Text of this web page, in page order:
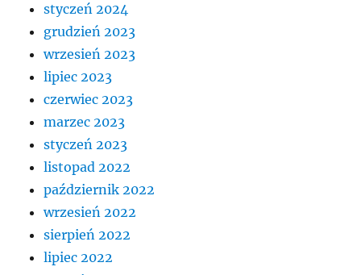
styczeń 2024
grudzień 2023
wrzesień 2023
lipiec 2023
czerwiec 2023
marzec 2023
styczeń 2023
listopad 2022
październik 2022
wrzesień 2022
sierpień 2022
lipiec 2022